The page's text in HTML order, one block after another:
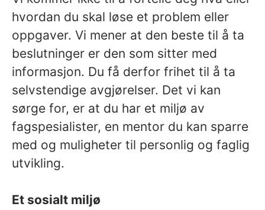
hvordan du skal løse et problem eller
oppgaver. Vi mener at den beste til å ta
beslutninger er den som sitter med
informasjon. Du få derfor frihet til å ta
selvstendige avgjørelser. Det vi kan
sørge for, er at du har et miljø av
fagspesialister, en mentor du kan sparre
med og muligheter til personlig og faglig
utvikling.
Et sosialt miljø